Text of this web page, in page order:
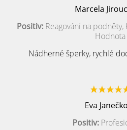
Marcela
Positiv:Reagování na podněty,
Hodnota
Nádherné šperky, rychlé
Eva
Positiv: